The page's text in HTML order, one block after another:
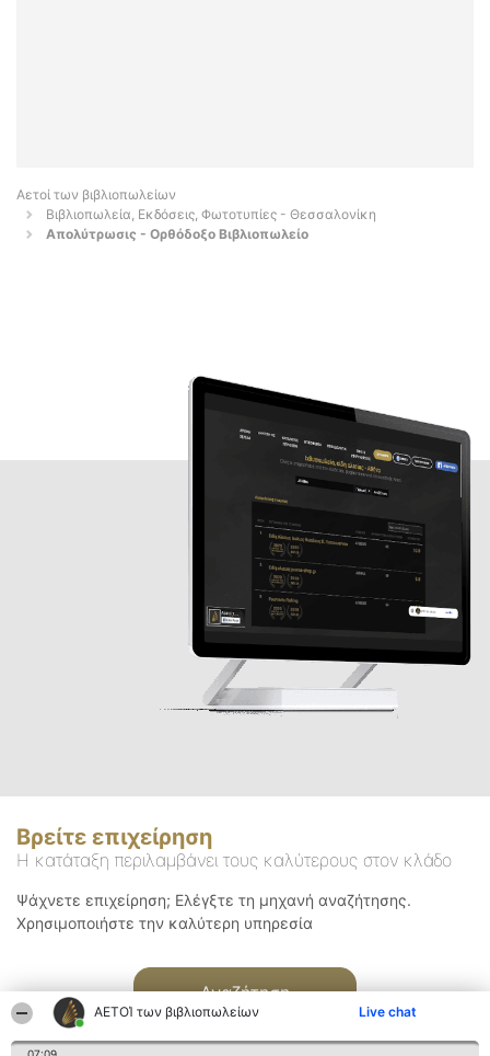
ΑΕΤΟΊ των βιβλιοπωλείων Live chat
Αετοί των βιβλιοπωλείων
Βιβλιοπωλεία, Εκδόσεις, Φωτοτυπίες - Θεσσαλονίκη
Απολύτρωσις - Ορθόδοξο Βιβλιοπωλείο
Βρείτε επιχείρηση
Η κατάταξη περιλαμβάνει τους καλύτερους στον κλάδο
Ψάχνετε επιχείρηση; Ελέγξτε τη μηχανή αναζήτησης.
Χρησιμοποιήστε την καλύτερη υπηρεσία
Αναζήτηση